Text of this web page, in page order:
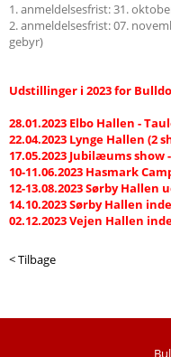
1. anmeldelsesfrist: 31.
2. anmeldelsesfrist: 07.
gebyr)
Udstillinger i 2023 for
28.01.2023 Elbo Hallen -
22.04.2023 Lynge Hallen (2
17.05.2023 Jubilæums
10-11.06.2023 Hasmark
12-13.08.2023 Sørby Hallen
14.10.2023 Sørby Hallen
02.12.2023 Vejen Hallen
< Tilbage